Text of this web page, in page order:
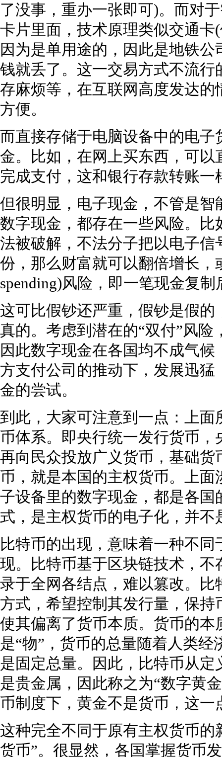
了没事，重办一张即可)。而对
卡片里面，技术原理类似交通
因为是单用途的，因此是地铁
钱就丢了。这一交易方式不流
存麻烦等，在互联网高度发达
方便。
而直接存储于电脑设备中的电
金。比如，在网上买东西，可
完成支付，这和银行存款转账一
但很明显，电子现金，不管是
数字现金，都存在一些风险。
法被破解，不法分子把以电子
份，那么财富就可以翻倍增长，
spending)风险，即一笔现金复
这可比假钞还严重，假钞是假
真的。考虑到潜在的“双付”风
因此数字现金在各国均不成气
方支付公司的推动下，发展迅
金的尝试。
到此，大家可注意到一点：上
币体系。即央行统一发行货币
再向民众投放广义货币，基础
币，就是本国的主权货币。上
子设备里的数字现金，都是各
式，是主权货币的电子化，并不
比特币的出现，意味着一种不
现。比特币基于区块链技术，
录于全网各结点，难以篡改。
方式，希望控制其发行量，保
使其偏离了货币本质。货币的本
是“物”，货币的总量随着人类
是固定总量。因此，比特币从
是贵金属，因此称之为“数字黄
币制度下，黄金不是货币，这一
这种完全不同于原有主权货币
货币”。很显然，各国掌握货币